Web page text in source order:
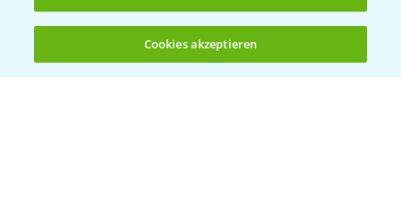
(noch 4)
Folgen Sie uns
Cookies akzeptieren